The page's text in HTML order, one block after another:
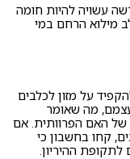
עשויה להיות חומה
מילוא הרחם במי
על מזון לכלבים
עצמם, מה שאומר
האם הפרוותית. אם
קחו בחשבון כי
לתקופת ההיריון.